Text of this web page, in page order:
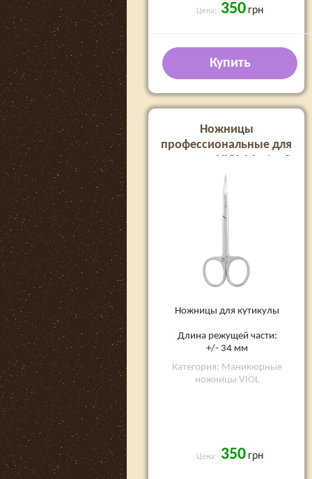
Цена: 350 грн
Купить
Ножницы
профессиональные для
кутикулы VIOL Master 2
form K
Ножницы для кутикулы
Длина режущей части:
+/- 34 мм
Категория: Маникюрные
ножницы VIOL
Цена: 350 грн